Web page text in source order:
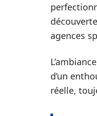
agences
d’un
réelle,